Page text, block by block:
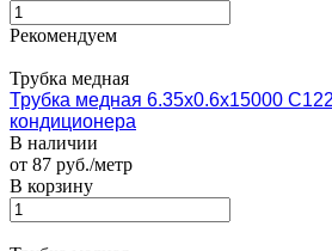
Рекомендуем
Трубка медная
Трубка медная 6.35х0.6х15000
кондиционера
В наличии
от 87 руб./метр
В корзину